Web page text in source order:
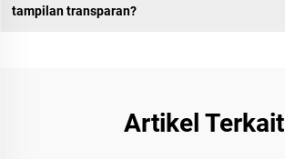
tampilan transparan?
Artikel Terkait